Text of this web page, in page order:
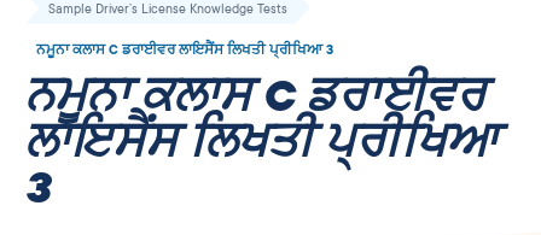
Department
of
Motor
Vehicles
Sample Driver’s License Knowledge Tests
ਨਮੂਨਾ ਕਲਾਸ C ਡਰਾਈਵਰ ਲਾਇਸੈਂਸ ਲਿਖਤੀ ਪ੍ਰੀਖਿਆ 3
ਨਮੂਨਾ ਕਲਾਸ C ਡਰਾਈਵਰ
ਲਾਇਸੈਂਸ ਲਿਖਤੀ ਪ੍ਰੀਖਿਆ
3